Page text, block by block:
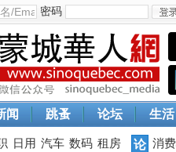
密码
闻 跳蚤 论坛 生活
日用 汽车 数码 租房
论 消